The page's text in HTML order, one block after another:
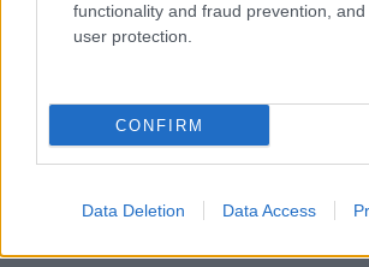
functionality and fraud prevention,
user protection.
CONFIRM
Data Deletion Data Access